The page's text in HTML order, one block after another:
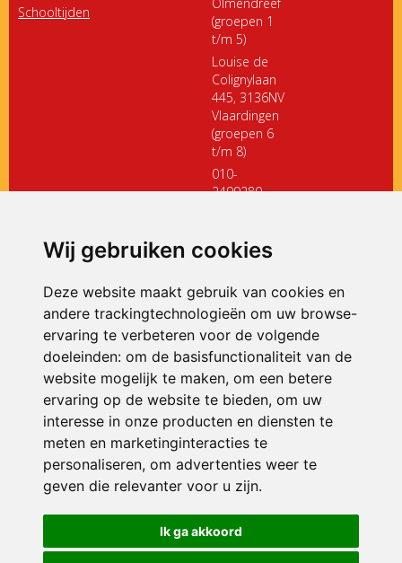
Wij gebruiken cookies
Deze website maakt gebruik van cookies en
andere trackingtechnologieën om uw browse-
ervaring te verbeteren voor de volgende
doeleinden: om de basisfunctionaliteit van de
website mogelijk te maken, om een betere
ervaring op de website te bieden, om uw
interesse in onze producten en diensten te
meten en marketinginteracties te
personaliseren, om advertenties weer te
geven die relevanter voor u zijn.
Ik ga akkoord
Schooltijden
(groepen 1
t/m 5)
Louise de
Colignylaan
445, 3136NV
Vlaardingen
(groepen 6
t/m 8)
010-
2499280
ONDERDEEL VAN
© 2026 De Hoeksteen | Alle rechten voorbehouden
Privacy policy|Disclaimer| Klachtenregeling|RSIN en Anbi
voorkeuren
Crealisatie The MindOffice